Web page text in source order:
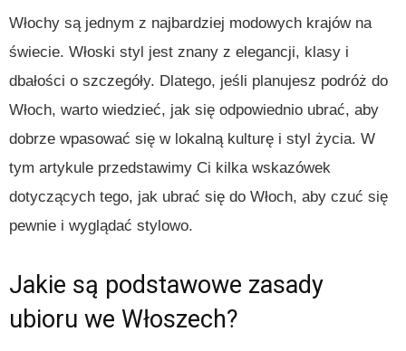
Włochy są jednym z najbardziej modowych krajów na
świecie. Włoski styl jest znany z elegancji, klasy i
dbałości o szczegóły. Dlatego, jeśli planujesz podróż do
Włoch, warto wiedzieć, jak się odpowiednio ubrać, aby
dobrze wpasować się w lokalną kulturę i styl życia. W
tym artykule przedstawimy Ci kilka wskazówek
dotyczących tego, jak ubrać się do Włoch, aby czuć się
pewnie i wyglądać stylowo.
Jakie są podstawowe zasady
ubioru we Włoszech?